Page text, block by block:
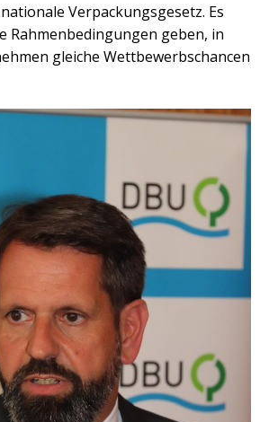
Verpackungsgesetz. Es
Rahmenbedingungen geben, in
gleiche Wettbewerbschancen